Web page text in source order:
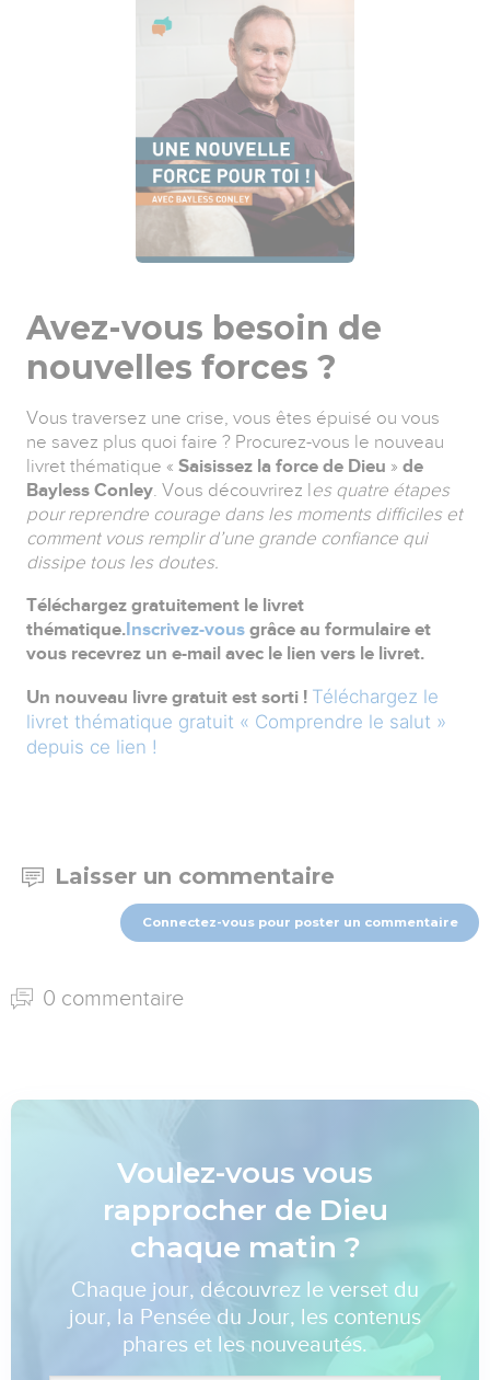
Avez-vous besoin de
nouvelles forces ?
Vous traversez une crise, vous êtes épuisé ou vous
ne savez plus quoi faire ? Procurez-vous le nouveau
livret thématique « Saisissez la force de Dieu » de
Bayless Conley. Vous découvrirez l es quatre étapes
pour reprendre courage dans les moments difficiles et
comment vous remplir d’une grande confiance qui
dissipe tous les doutes.
Téléchargez gratuitement le livret
thématique. Inscrivez-vous grâce au formulaire et
vous recevrez un e-mail avec le lien vers le livret.
Un nouveau livre gratuit est sorti ! Téléchargez le
livret thématique gratuit « Comprendre le salut »
depuis ce lien !
Laisser un commentaire
Connectez-vous pour poster un commentaire
0 commentaire
Voulez-vous vous
rapprocher de Dieu
chaque matin ?
Chaque jour, découvrez le verset du
jour, la Pensée du Jour, les contenus
phares et les nouveautés.